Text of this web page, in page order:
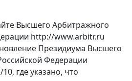
Высшего Арбитражного
http://www.arbitr.ru
Президиума Высшего
Федерации
где указано, что